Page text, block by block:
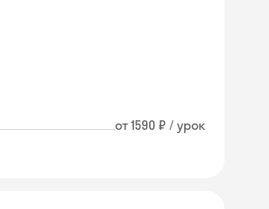
от 1590 ₽ / урок